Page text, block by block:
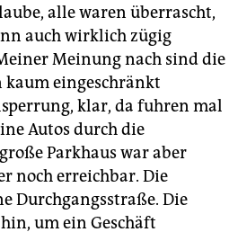
alle waren überrascht,
auch wirklich zügig
Meinung nach sind die
eingeschränkt
klar, da fuhren mal
Autos durch die
Parkhaus war aber
noch erreichbar. Die
Durchgangsstraße. Die
um ein Geschäft